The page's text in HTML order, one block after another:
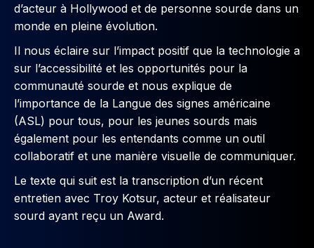
d’acteur à Hollywood et de personne sourde dans un
monde en pleine évolution.
Il nous éclaire sur l’impact positif que la technologie a
sur l’accessibilité et les opportunités pour la
communauté sourde et nous explique de
l’importance de la Langue des signes américaine
(ASL) pour tous, pour les jeunes sourds mais
également pour les entendants comme un outil
collaboratif et une manière visuelle de communiquer.
Le texte qui suit est la transcription d’un récent
entretien avec Troy Kotsur, acteur et réalisateur
sourd ayant reçu un Award.